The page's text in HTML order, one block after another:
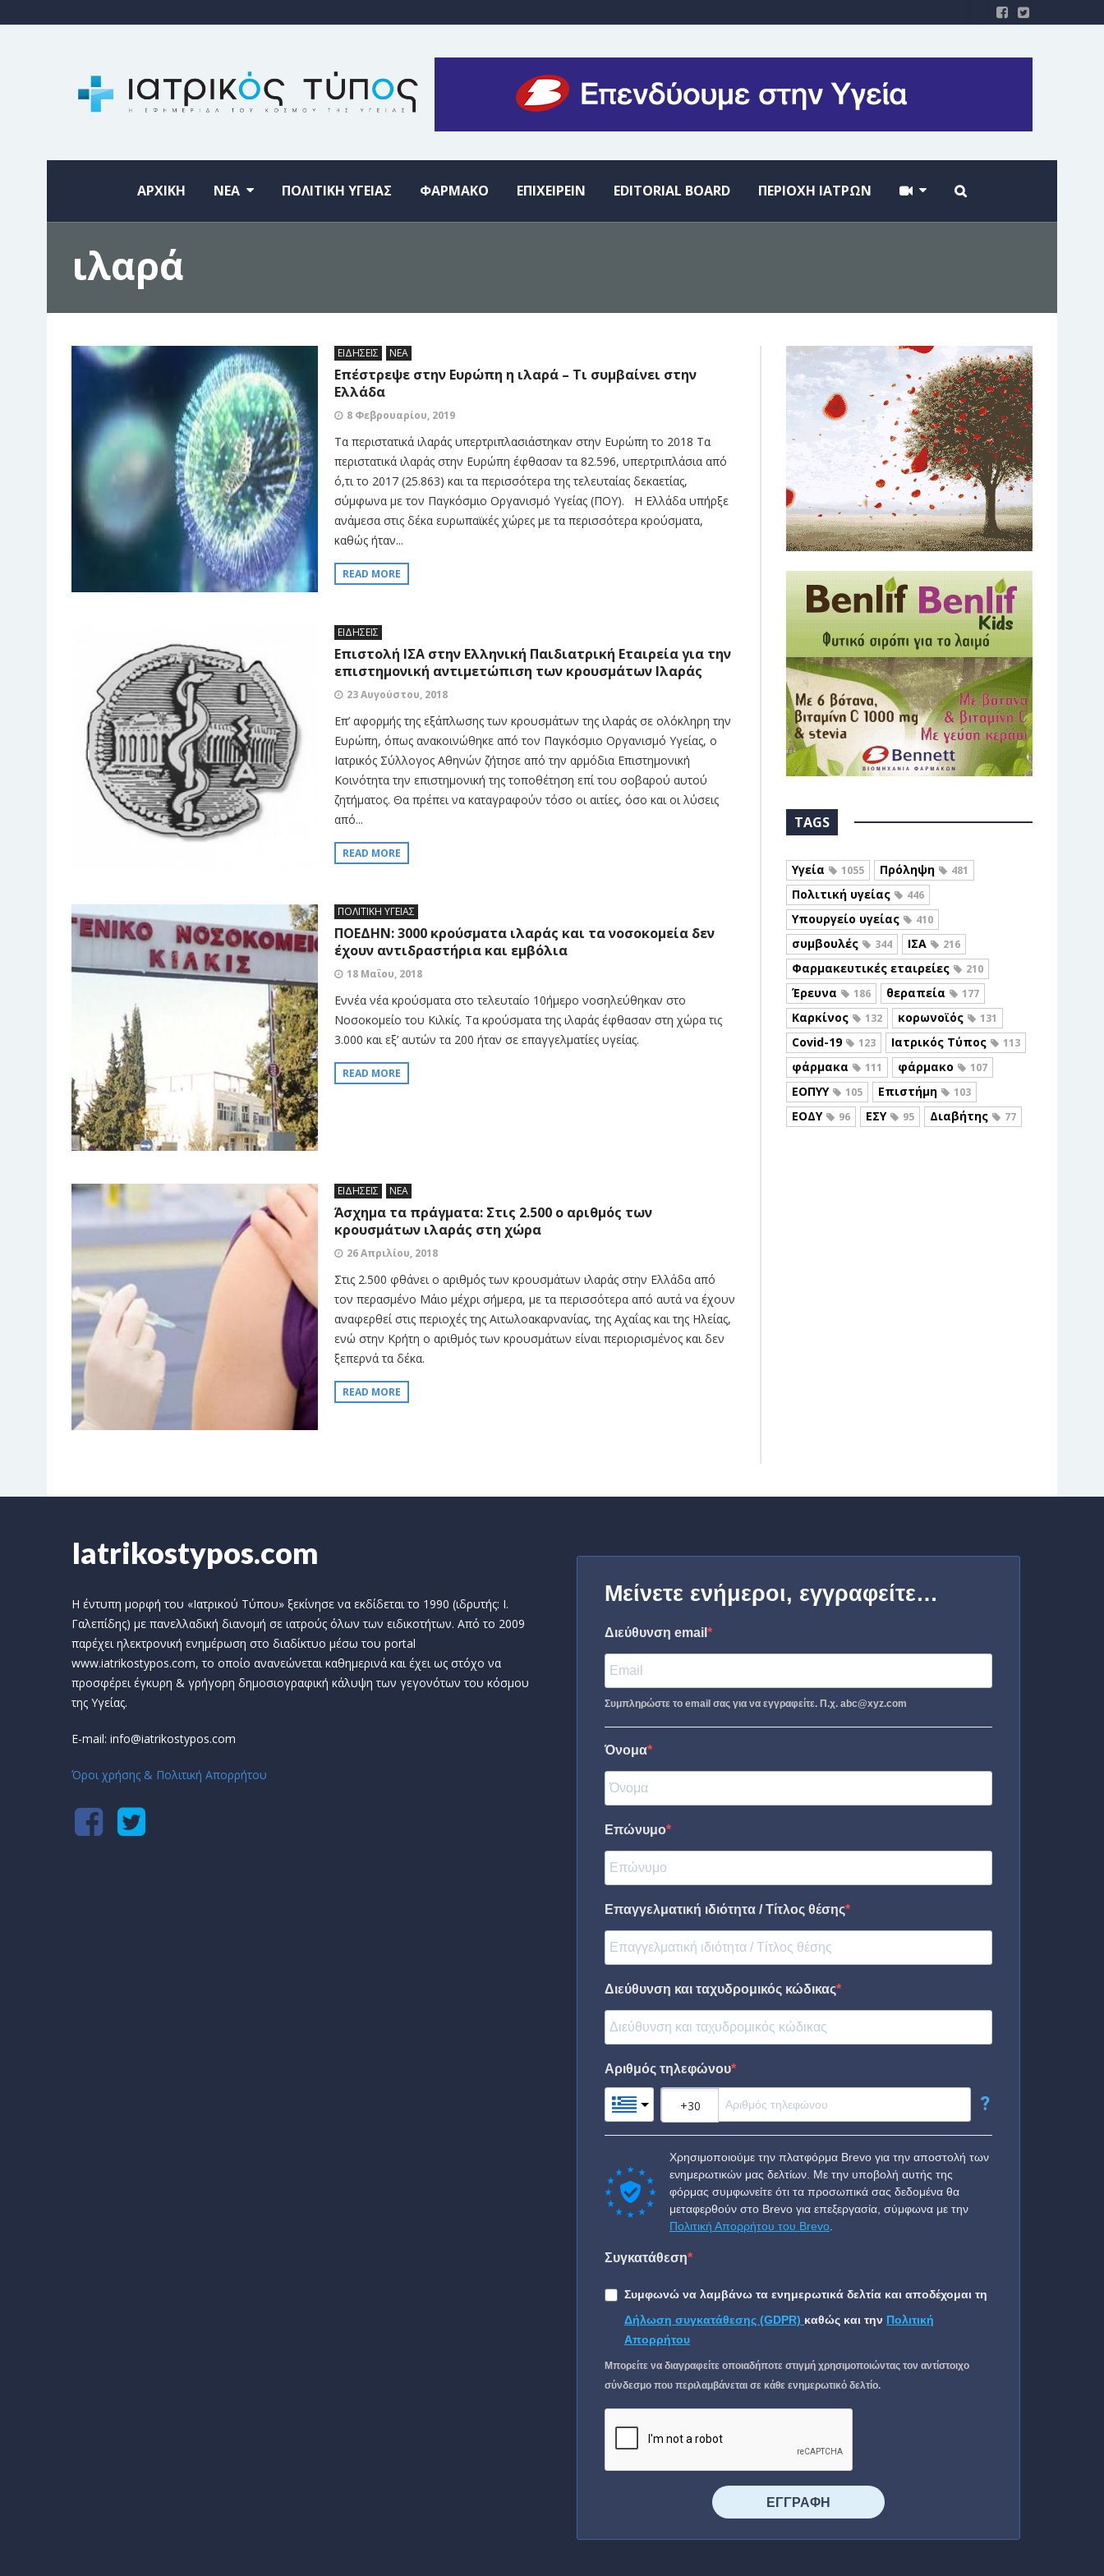
ΑΡΧΙΚΗ ΝΕΑ ΠΟΛΙΤΙΚΗ ΥΓΕΙΑΣ ΦΑΡΜΑΚΟ ΕΠΙΧΕΙΡΕΙΝ EDITORIAL BOARD ΠΕΡΙΟΧΗ ΙΑΤΡΩΝ
ιλαρά
ΕΙΔΗΣΕΙΣ ΝΕΑ
Επέστρεψε στην Ευρώπη η ιλαρά – Τι συμβαίνει στην
Ελλάδα
8 Φεβρουαρίου, 2019
Τα περιστατικά ιλαράς υπερτριπλασιάστηκαν στην Ευρώπη το 2018 Τα
περιστατικά ιλαράς στην Ευρώπη έφθασαν τα 82.596, υπερτριπλάσια από
ό,τι το 2017 (25.863) και τα περισσότερα της τελευταίας δεκαετίας,
σύμφωνα με τον Παγκόσμιο Οργανισμό Υγείας (ΠΟΥ). Η Ελλάδα υπήρξε
ανάμεσα στις δέκα ευρωπαϊκές χώρες με τα περισσότερα κρούσματα,
καθώς ήταν...
READ MORE
ΕΙΔΗΣΕΙΣ
Επιστολή ΙΣΑ στην Ελληνική Παιδιατρική Εταιρεία για την
επιστημονική αντιμετώπιση των κρουσμάτων Ιλαράς
23 Αυγούστου, 2018
Επ’ αφορμής της εξάπλωσης των κρουσμάτων της ιλαράς σε ολόκληρη την
Ευρώπη, όπως ανακοινώθηκε από τον Παγκόσμιο Οργανισμό Υγείας, ο
Ιατρικός Σύλλογος Αθηνών ζήτησε από την αρμόδια Επιστημονική
Κοινότητα την επιστημονική της τοποθέτηση επί του σοβαρού αυτού
ζητήματος. Θα πρέπει να καταγραφούν τόσο οι αιτίες, όσο και οι λύσεις
από...
READ MORE
ΠΟΛΙΤΙΚΗ ΥΓΕΙΑΣ
ΠΟΕΔΗΝ: 3000 κρούσματα ιλαράς και τα νοσοκομεία δεν
έχουν αντιδραστήρια και εμβόλια
18 Μαΐου, 2018
Εννέα νέα κρούσματα στο τελευταίο 10ήμερο νοσηλεύθηκαν στο
Νοσοκομείο του Κιλκίς. Τα κρούσματα της ιλαράς έφθασαν στη χώρα τις
3.000 και εξ’ αυτών τα 200 ήταν σε επαγγελματίες υγείας.
READ MORE
ΕΙΔΗΣΕΙΣ ΝΕΑ
Άσχημα τα πράγματα: Στις 2.500 ο αριθμός των
κρουσμάτων ιλαράς στη χώρα
26 Απριλίου, 2018
Στις 2.500 φθάνει ο αριθμός των κρουσμάτων ιλαράς στην Ελλάδα από
τον περασμένο Μάιο μέχρι σήμερα, με τα περισσότερα από αυτά να έχουν
αναφερθεί στις περιοχές της Αιτωλοακαρνανίας, της Αχαΐας και της Ηλείας,
ενώ στην Κρήτη ο αριθμός των κρουσμάτων είναι περιορισμένος και δεν
ξεπερνά τα δέκα.
READ MORE
TAGS
Υγεία 1055 Πρόληψη 481
Πολιτική υγείας 446
Υπουργείο υγείας 410
συμβουλές 344 ΙΣΑ 216
Φαρμακευτικές εταιρείες 210
Έρευνα 186 θεραπεία 177
Καρκίνος 132 κορωνοϊός 131
Covid-19 123 Ιατρικός Τύπος 113
φάρμακα 111 φάρμακο 107
ΕΟΠΥΥ 105 Επιστήμη 103
ΕΟΔΥ 96 ΕΣΥ 95 Διαβήτης 77
Iatrikostypos.com
Η έντυπη μορφή του «Ιατρικού Τύπου» ξεκίνησε να εκδίδεται το 1990 (ιδρυτής: Ι.
Γαλεπίδης) με πανελλαδική διανομή σε ιατρούς όλων των ειδικοτήτων. Από το 2009
παρέχει ηλεκτρονική ενημέρωση στο διαδίκτυο μέσω του portal
www.iatrikostypos.com, το οποίο ανανεώνεται καθημερινά και έχει ως στόχο να
προσφέρει έγκυρη & γρήγορη δημοσιογραφική κάλυψη των γεγονότων του κόσμου
της Υγείας.
E-mail: info@iatrikostypos.com
Όροι χρήσης & Πολιτική Απορρήτου
Μείνετε ενήμεροι, εγγραφείτε…
Διεύθυνση email
Συμπληρώστε το email σας για να εγγραφείτε. Π.χ. abc@xyz.com
Όνομα
Επώνυμο
Επαγγελματική ιδιότητα / Τίτλος θέσης
Διεύθυνση και ταχυδρομικός κώδικας
Αριθμός τηλεφώνου
?
Χρησιμοποιούμε την πλατφόρμα Brevo για την αποστολή των
ενημερωτικών μας δελτίων. Με την υποβολή αυτής της
φόρμας συμφωνείτε ότι τα προσωπικά σας δεδομένα θα
μεταφερθούν στο Brevo για επεξεργασία, σύμφωνα με την
Πολιτική Απορρήτου του Brevo
Συγκατάθεση
Συμφωνώ να λαμβάνω τα ενημερωτικά δελτία και αποδέχομαι τη
Δήλωση συγκατάθεσης (GDPR) καθώς και την Πολιτική
Απορρήτου
Μπορείτε να διαγραφείτε οποιαδήποτε στιγμή χρησιμοποιώντας τον αντίστοιχο
σύνδεσμο που περιλαμβάνεται σε κάθε ενημερωτικό δελτίο.
⠀⠀⠀⠀ΕΓΓΡΑΦΗ⠀⠀⠀⠀